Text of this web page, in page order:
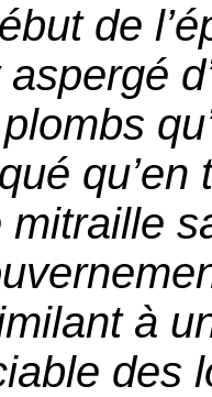
de
mitraille
à
des